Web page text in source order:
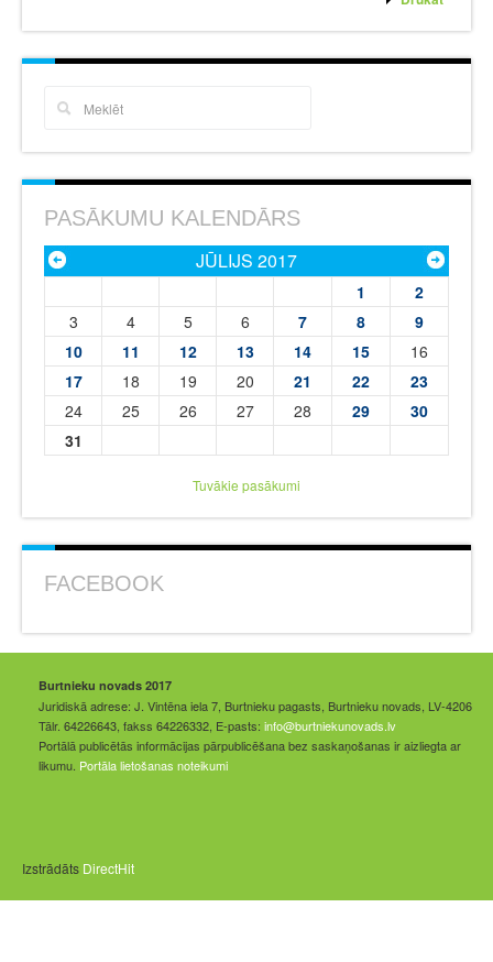
PASĀKUMU KALENDĀRS
JŪLIJS 2017
1
2
3
4 5 6 7 8
9
10
11 12 13 14 15
16
17
18 19 20 21 22
23
24
25 26 27 28 29
30
31
Tuvākie pasākumi
FACEBOOK
Burtnieku novads 2017
Juridiskā adrese: J. Vintēna iela 7, Burtnieku pagasts, Burtnieku novads, LV-4206
Tālr. 64226643, fakss 64226332, E-pasts: info@burtniekunovads.lv
Portālā publicētās informācijas pārpublicēšana bez saskaņošanas ir aizliegta ar
likumu. Portāla lietošanas noteikumi
Izstrādāts DirectHit